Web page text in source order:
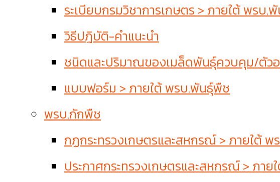
ระเบียบกรมวิชาการเกษตร > ภายใต้ พรบ.
วิธีปฎิบัติ-คำแนะนำ
ชนิดและปริมาณของเมล็ดพันธุ์ควบคุม/ตัว
แบบฟอร์ม > ภายใต้ พรบ.พันธุ์พืช
พรบ.กักพืช
กฏกระทรวงเกษตรและสหกรณ์ > ภายใต้
ประกาศกระทรวงเกษตรและสหกรณ์ > ภา